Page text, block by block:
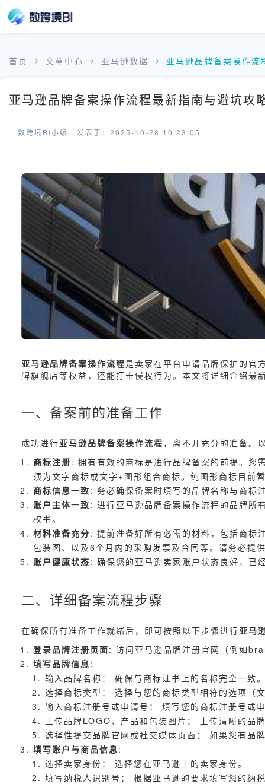
首页 文章中心 亚马逊数据 亚马逊品牌备案操作
亚马逊品牌备案操作流程最新指南与避坑攻
数跨境BI小编 | 发表于：2025-10-28 10:23:05
亚马逊品牌备案操作流程是卖家在平台申请品牌保护的官
牌旗舰店等权益，还能打击侵权行为。本文将详细介绍最
一、备案前的准备工作
成功进行亚马逊品牌备案操作流程 ，离不开充分的准备。
商标注册: 拥有有效的商标是进行品牌备案的前提。您
须为文字商标或文字+图形组合商标。纯图形商标目前
商标信息一致: 务必确保备案时填写的品牌名称与商标
账户主体一致: 进行亚马逊品牌备案操作流程的品牌所
权书。
材料准备充分: 提前准备好所有必需的材料，包括商标
包装图、以及6个月内的采购发票及合同等。请务必提
账户健康状态: 确保您的亚马逊卖家账户状态良好，已
二、详细备案流程步骤
在确保所有准备工作就绪后，即可按照以下步骤进行亚马
登录品牌注册页面: 访问亚马逊品牌注册官网（例如
填写品牌信息:
输入品牌名称： 确保与商标证书上的名称完全一致
选择商标类型： 选择与您的商标类型相符的选项（
输入商标注册号或申请号： 填写您的商标注册号或
上传品牌LOGO、产品和包装图片： 上传清晰的
选择性提交品牌官网或社交媒体页面： 如果您有品
填写账户与商品信息:
选择卖家身份： 选择您在亚马逊上的卖家身份。
填写纳税人识别号： 根据亚马逊的要求填写您的纳